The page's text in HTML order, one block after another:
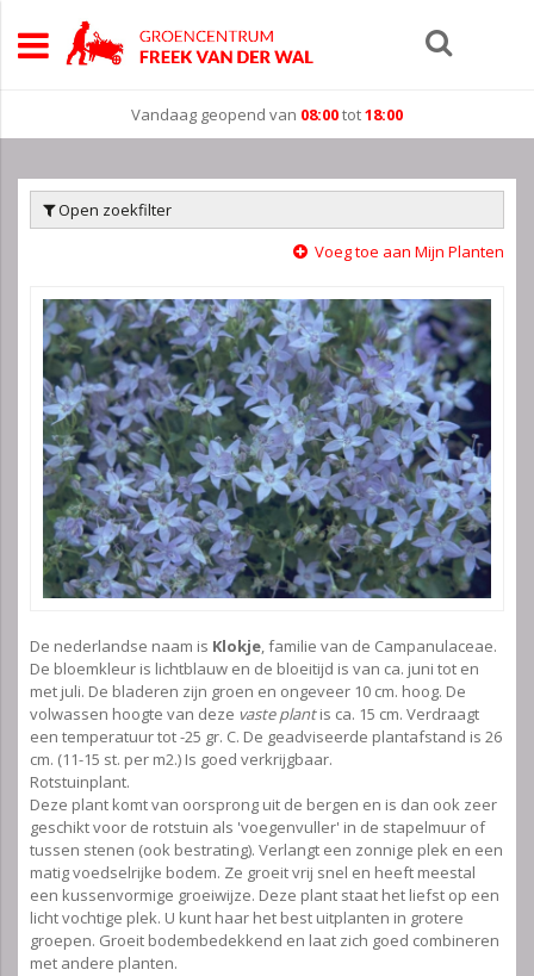
Vandaag geopend van 08:00tot18:00
Open zoekfilter
Voeg toe aan Mijn Planten
De nederlandse naam is Klokje, familie van de Campanulaceae.
De bloemkleur is lichtblauw en de bloeitijd is van ca. juni tot en
met juli. De bladeren zijn groen en ongeveer 10 cm. hoog. De
volwassen hoogte van deze vaste plantis ca. 15 cm. Verdraagt
een temperatuur tot -25 gr. C. De geadviseerde plantafstand is 26
cm. (11-15 st. per m2.) Is goed verkrijgbaar.
Rotstuinplant.
Deze plant komt van oorsprong uit de bergen en is dan ook zeer
geschikt voor de rotstuin als 'voegenvuller' in de stapelmuur of
tussen stenen (ook bestrating). Verlangt een zonnige plek en een
matig voedselrijke bodem. Ze groeit vrij snel en heeft meestal
een kussenvormige groeiwijze. Deze plant staat het liefst op een
licht vochtige plek. U kunt haar het best uitplanten in grotere
groepen. Groeit bodembedekkend en laat zich goed combineren
met andere planten.